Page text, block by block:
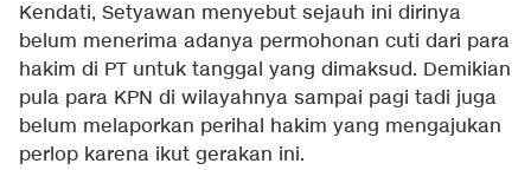
Kendati, Setyawan menyebut sejauh ini dirinya
belum menerima adanya permohonan cuti dari para
hakim di PT untuk tanggal yang dimaksud. Demikian
pula para KPN di wilayahnya sampai pagi tadi juga
belum melaporkan perihal hakim yang mengajukan
perlop karena ikut gerakan ini.